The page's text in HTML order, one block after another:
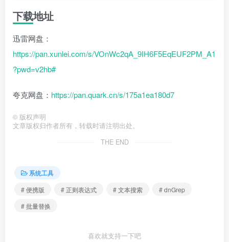
下载地址
迅雷网盘：
https://pan.xunlei.com/s/VOnWc2qA_9IH6F5EqEUF2PM_A1
?pwd=v2hb#
夸克网盘： https://pan.quark.cn/s/175a1ea180d7
© 版权声明
文章版权归作者所有，转载时请注明出处。
THE END
系统工具
# 便携版
# 正则表达式 # 文本搜索
# dnGrep
# 批量替换
喜欢就支持一下吧